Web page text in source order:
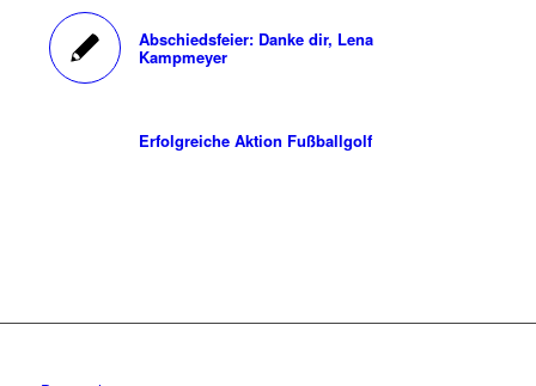
Abschiedsfeier: Danke dir, Lena
Kampmeyer
Erfolgreiche Aktion Fußballgolf